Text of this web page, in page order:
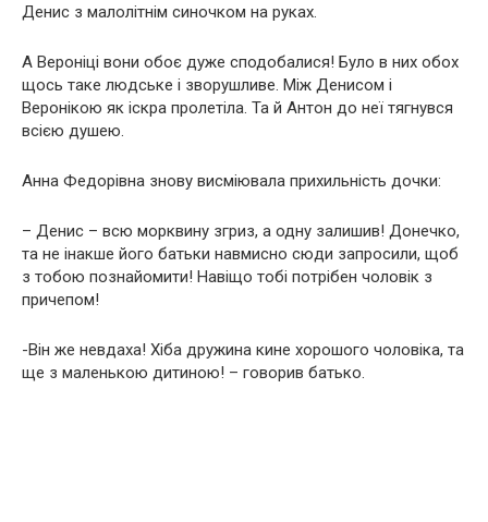
Денис з малолітнім синочком на руках.
А Вероніці вони обоє дуже сподобалися! Було в них обох
щось таке людське і зворушливе. Між Денисом і
Веронікою як іскра пролетіла. Та й Антон до неї тягнувся
всією душею.
Анна Федорівна знову висміювала прихильність дочки:
– Денис – всю морквину згриз, а одну залишив! Донечко,
та не інакше його батьки навмисно сюди запросили, щоб
з тобою познайомити! Навіщо тобі потрібен чоловік з
причепом!
-Він же невдаха! Хіба дружина кине хорошого чоловіка, та
ще з маленькою дитиною! – говорив батько.